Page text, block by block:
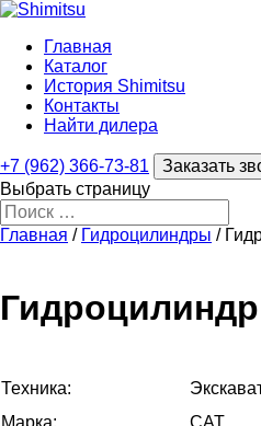
Главная
Каталог
История Shimitsu
Контакты
Найти дилера
+7 (962) 366-73-81
Заказать
Выбрать страницу
Главная / Гидроцилиндры /
Гидроцилиндр
Техника:
Марка:
CAT